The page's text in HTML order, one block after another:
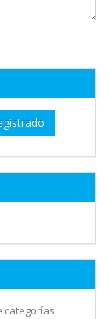
categorías